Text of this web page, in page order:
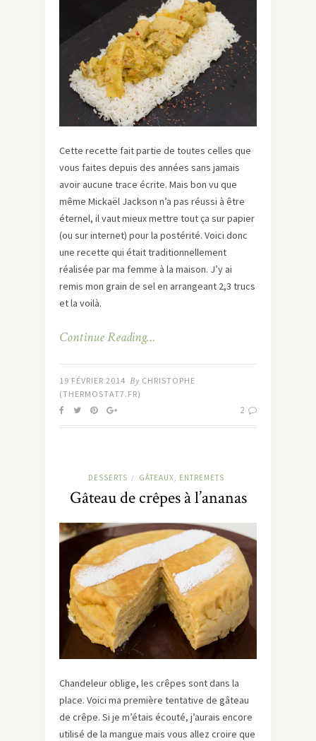
Cette recette fait partie de toutes celles que
vous faites depuis des années sans jamais
avoir aucune trace écrite. Mais bon vu que
même Mickaël Jackson n’a pas réussi à être
éternel, il vaut mieux mettre tout ça sur papier
(ou sur internet) pour la postérité. Voici donc
une recette qui était traditionnellement
réalisée par ma femme à la maison. J’y ai
remis mon grain de sel en arrangeant 2,3 trucs
et la voilà.
Continue Reading…
19 FÉVRIER 2014 By CHRISTOPHE
(THERMOSTAT7.FR)
2
DESSERTS / GÂTEAUX, ENTREMETS
Gâteau de crêpes à l’ananas
Chandeleur oblige, les crêpes sont dans la
place. Voici ma première tentative de gâteau
de crêpe. Si je m’étais écouté, j’aurais encore
utilisé de la mangue mais vous allez croire que